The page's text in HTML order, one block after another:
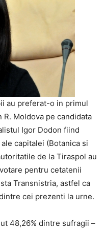
au preferat-o in primul
Moldova pe candidata
Igor Dodon fiind
capitalei (Botanica si
de la Tiraspol au
pentru cetatenii
Transnistria, astfel ca
cei prezenti la urne.
48,26% dintre sufragii –